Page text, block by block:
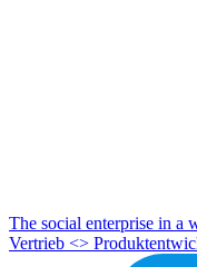
The social enterprise in a
Vertrieb <>